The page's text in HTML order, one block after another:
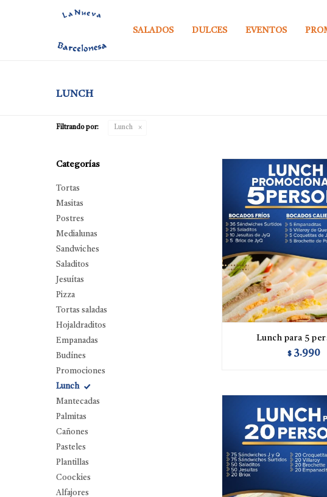
SALADOS DULCES EVENTOS
LUNCH
Filtrando por: Lunch
Lunch para 5
$ 3.990
Categorías
Tortas
Masitas
Postres
Medialunas
Sandwiches
Saladitos
Jesuítas
Pizza
Tortas saladas
Hojaldraditos
Empanadas
Budínes
Promociones
Lunch
Mantecadas
Palmitas
Cañones
Pasteles
Plantillas
Coockies
Alfajores